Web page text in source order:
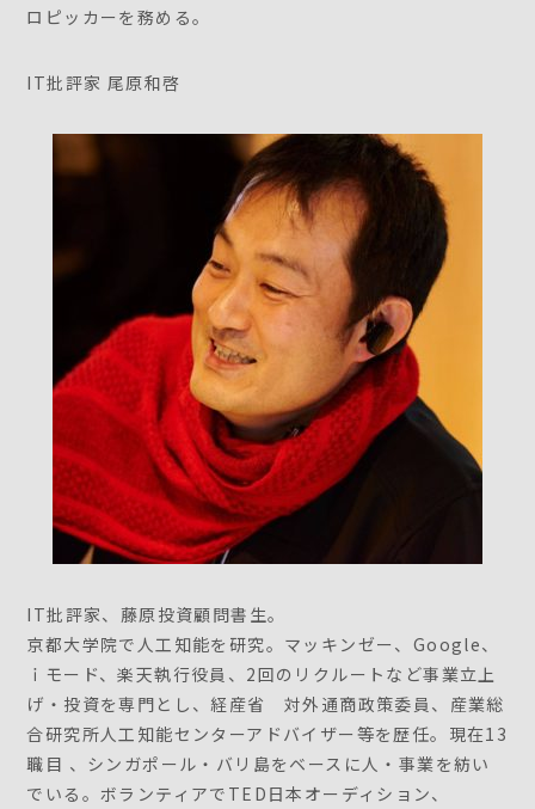
ロピッカーを務める。
IT批評家 尾原和啓
IT批評家、藤原投資顧問書生。
京都大学院で人工知能を研究。マッキンゼー、Google、
ｉモード、楽天執行役員、2回のリクルートなど事業立上
げ・投資を専門とし、経産省 対外通商政策委員、産業総
合研究所人工知能センターアドバイザー等を歴任。現在13
職目 、シンガポール・バリ島をベースに人・事業を紡い
でいる。ボランティアでTED日本オーディション、